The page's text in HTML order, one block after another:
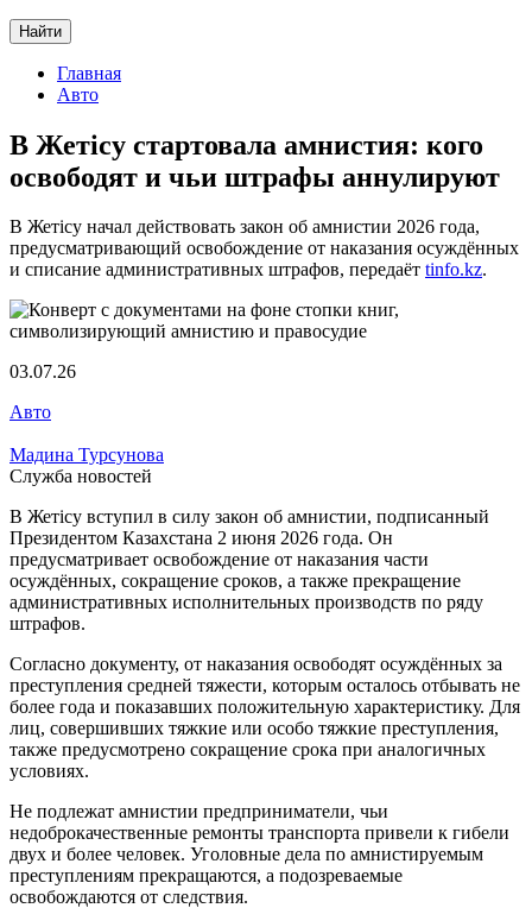
Найти
Главная
Авто
В Жетісу стартовала амнистия: кого
освободят и чьи штрафы аннулируют
В Жетісу начал действовать закон об амнистии 2026 года,
предусматривающий освобождение от наказания осуждённых
и списание административных штрафов, передаёт tinfo.kz.
03.07.26
Авто
Мадина Турсунова
Служба новостей
В Жетісу вступил в силу закон об амнистии, подписанный
Президентом Казахстана 2 июня 2026 года. Он
предусматривает освобождение от наказания части
осуждённых, сокращение сроков, а также прекращение
административных исполнительных производств по ряду
штрафов.
Согласно документу, от наказания освободят осуждённых за
преступления средней тяжести, которым осталось отбывать не
более года и показавших положительную характеристику. Для
лиц, совершивших тяжкие или особо тяжкие преступления,
также предусмотрено сокращение срока при аналогичных
условиях.
Не подлежат амнистии предприниматели, чьи
недоброкачественные ремонты транспорта привели к гибели
двух и более человек. Уголовные дела по амнистируемым
преступлениям прекращаются, а подозреваемые
освобождаются от следствия.